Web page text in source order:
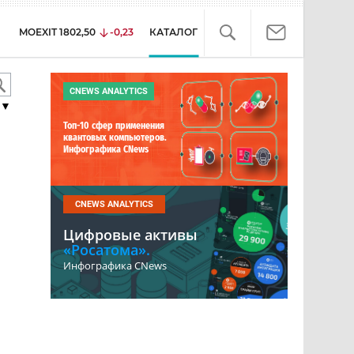
MOEXIT 1802,50 -0,23 КАТАЛОГ
CNEWS ANALYTICS
Топ-10 сфер применения
квантовых компьютеров.
Инфографика CNews
CNEWS ANALYTICS
Цифровые активы
«Росатома».
Инфографика CNews